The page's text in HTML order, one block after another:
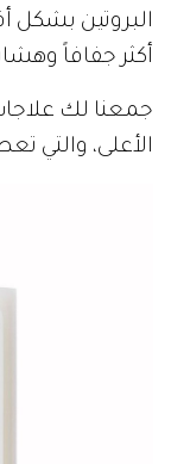
البروتين بشكل
أكثر جفافاً
جمعنا لك
الأعلى، والتي